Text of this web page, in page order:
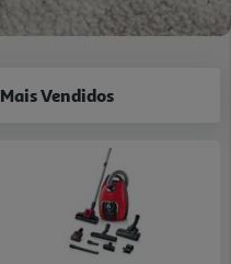
Mais Vendidos